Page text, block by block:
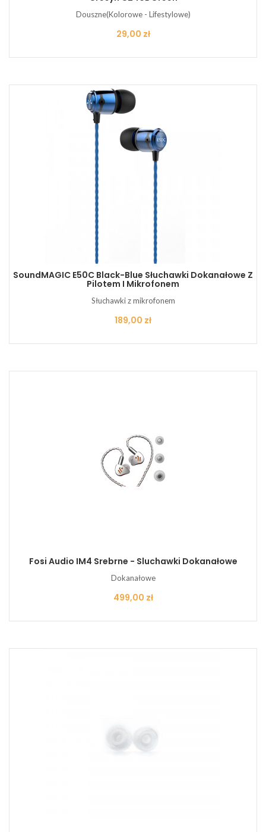
Douszne(Kolorowe - Lifestylowe)
Cena
29,00 zł
SoundMAGIC E50C Black-Blue Słuchawki Dokanałowe Z
Pilotem I Mikrofonem
Słuchawki z mikrofonem
Cena
189,00 zł
Fosi Audio IM4 Srebrne - Sluchawki Dokanałowe
Dokanałowe
Cena
499,00 zł